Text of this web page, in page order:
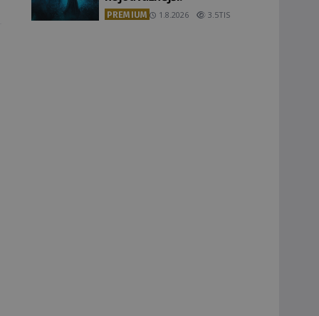
PREMIUM 1.8.2026 3.5TIS